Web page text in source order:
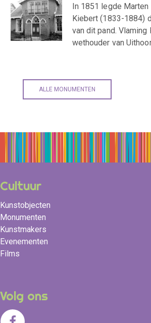
In 1851 legde
Kiebert (1833-1884)
van dit pand. Vlaming
wethouder van
ALLE MONUMENTEN
Cultuur
Kunstobjecten
Monumenten
Kunstmakers
Evenementen
Films
Volg ons